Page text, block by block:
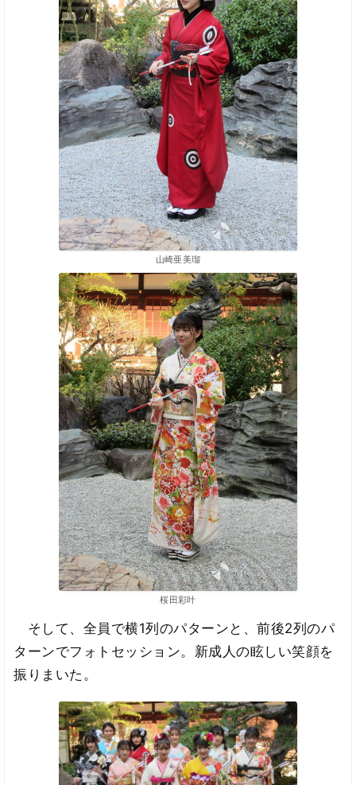
山崎亜美瑠
桜田彩叶
そして、全員で横1列のパターンと、前後2列のパ
ターンでフォトセッション。新成人の眩しい笑顔を
振りまいた。